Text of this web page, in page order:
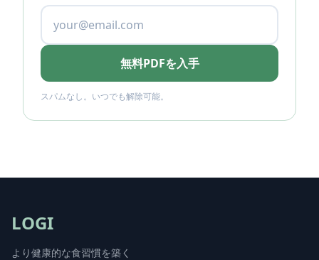
無料PDFを入手
スパムなし。いつでも解除可能。
LOGI
より健康的な食習慣を築く